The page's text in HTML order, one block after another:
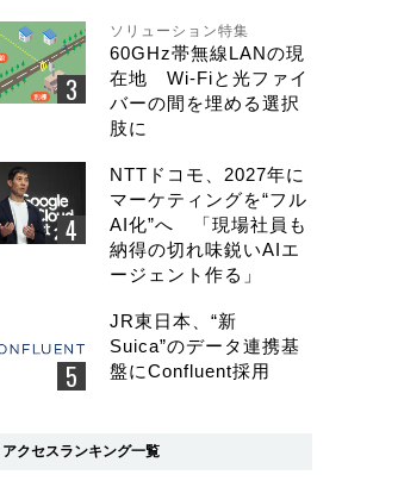
ソリューション特集
60GHz帯無線LANの現
在地 Wi-Fiと光ファイ
バーの間を埋める選択
肢に
NTTドコモ、2027年に
マーケティングを“フル
AI化”へ 「現場社員も
納得の切れ味鋭いAIエ
ージェント作る」
JR東日本、“新
Suica”のデータ連携基
盤にConfluent採用
アクセスランキング一覧